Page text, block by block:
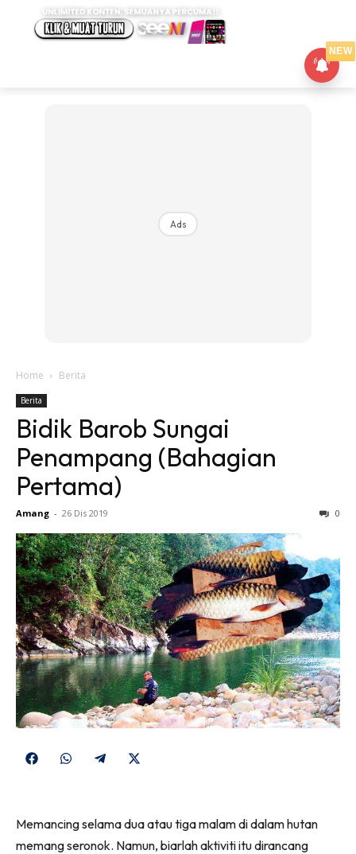
Ads
Home Berita
Berita
Bidik Barob Sungai
Penampang (Bahagian
Pertama)
Amang - 26 Dis 2019 0
Share
Share
Share
(Twitter)
Memancing selama dua atau tiga malam di dalam hutan
memang seronok. Namun, biarlah aktiviti itu dirancang
NEW